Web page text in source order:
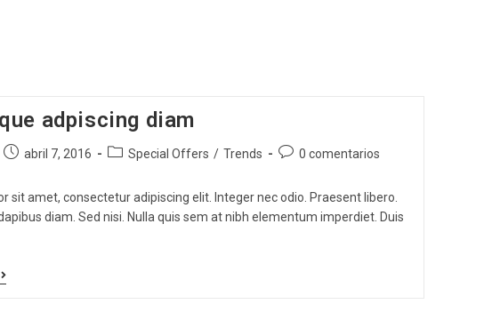
adpiscing diam
abril 7, 2016 Special Offers / Trends 0 comentarios
sit amet, consectetur adipiscing elit. Integer nec odio. Praesent libero.
diam. Sed nisi. Nulla quis sem at nibh elementum imperdiet. Duis